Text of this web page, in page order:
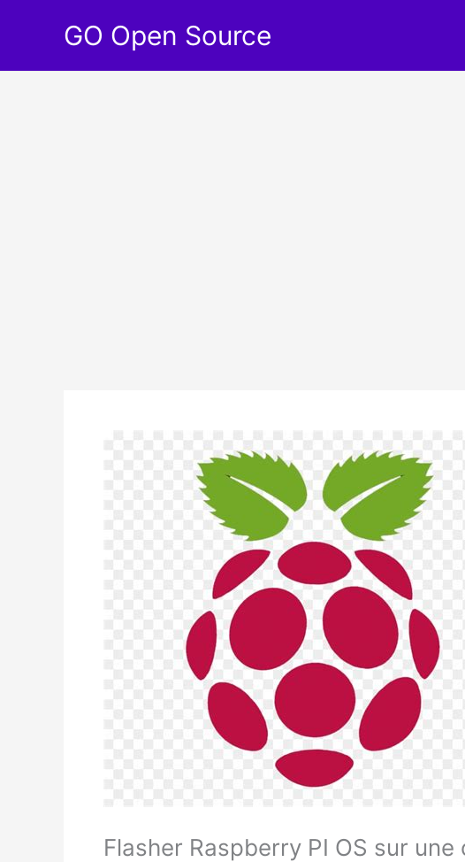
GO Open Source
Flasher Raspberry PI OS sur